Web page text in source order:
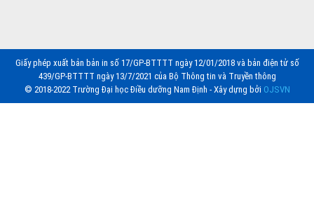
Giấy phép xuất bản bản in số 17/GP-BTTTT ngày 12/01/2018 và bản điện tử số
439/GP-BTTTT ngày 13/7/2021 của Bộ Thông tin và Truyền thông
© 2018-2022 Trường Đại học Điều dưỡng Nam Định - Xây dựng bởi OJSVN